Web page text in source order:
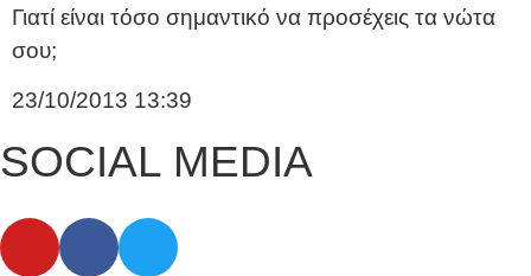
Γιατί είναι τόσο σημαντικό να προσέχεις τα νώτα
σου;
23/10/2013 13:39
SOCIAL MEDIA